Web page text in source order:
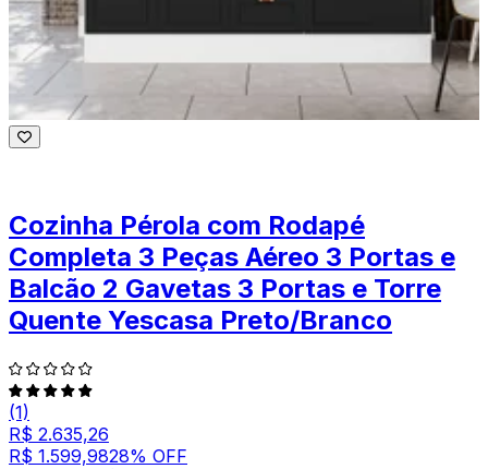
Cozinha Pérola com Rodapé
Completa 3 Peças Aéreo 3 Portas e
Balcão 2 Gavetas 3 Portas e Torre
Quente Yescasa Preto/Branco
(1)
R$ 2.635,26
R$ 1.599,9828% OFF